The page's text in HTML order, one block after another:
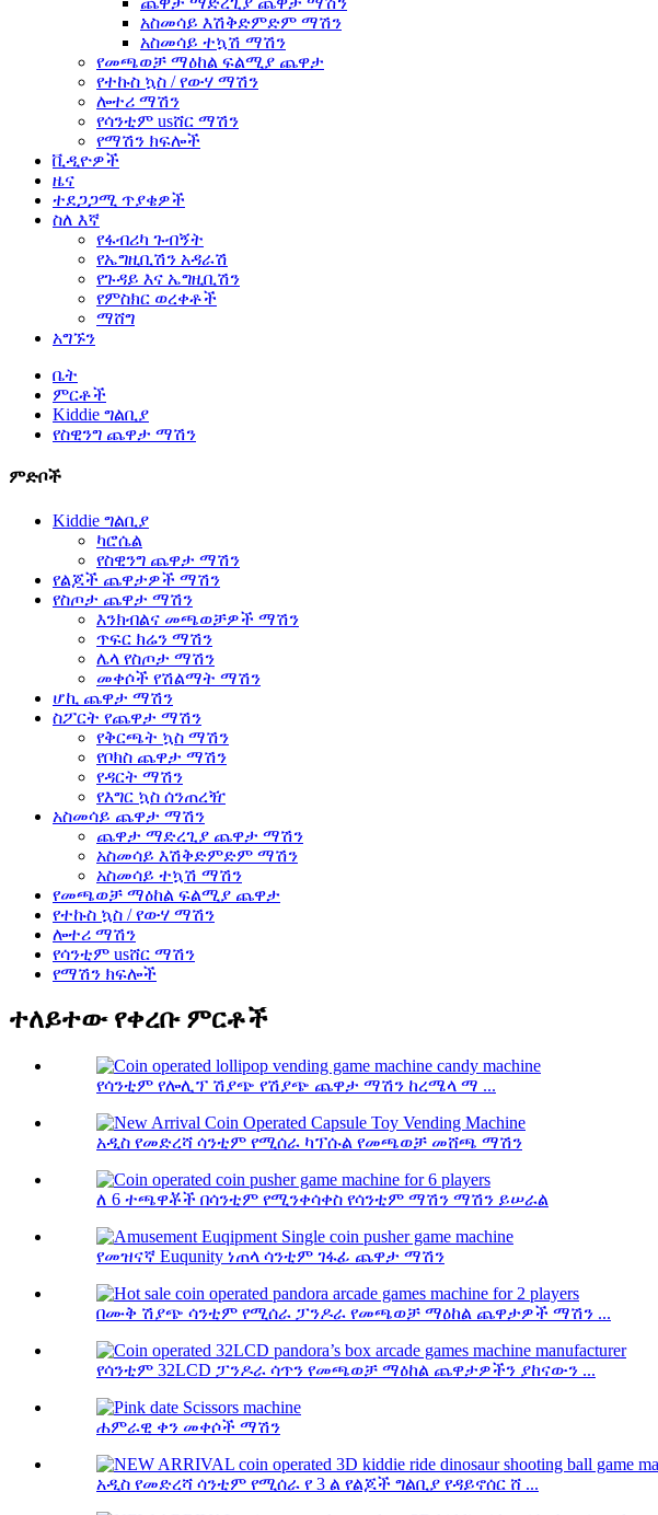
አስመሳይ እሽቅድምድም ማሽን
አስመሳይ ተኳሽ ማሽን
የመጫወቻ ማዕከል ፍልሚያ ጨዋታ
የተኩስ ኳስ / የውሃ ማሽን
ሎተሪ ማሽን
የሳንቲም usሸር ማሽን
የማሽን ክፍሎች
ቪዲዮዎች
ዜና
ተደጋጋሚ ጥያቄዎች
ስለ እኛ
የፋብሪካ ጉብኝት
የኤግዚቢሽን አዳራሽ
የጉዳይ እና ኤግዚቢሽን
የምስክር ወረቀቶች
ማሸግ
አግኙን
ቤት
ምርቶች
Kiddie ግልቢያ
የስዊንግ ጨዋታ ማሽን
ምድቦች
Kiddie ግልቢያ
ካሮሴል
የስዊንግ ጨዋታ ማሽን
የልጆች ጨዋታዎች ማሽን
የስጦታ ጨዋታ ማሽን
እንክብልና መጫወቻዎች ማሽን
ጥፍር ክሬን ማሽን
ሌላ የስጦታ ማሽን
መቀሶች የሽልማት ማሽን
ሆኪ ጨዋታ ማሽን
ስፖርት የጨዋታ ማሽን
የቅርጫት ኳስ ማሽን
የቦክስ ጨዋታ ማሽን
የዳርት ማሽን
የእግር ኳስ ሰንጠረዥ
አስመሳይ ጨዋታ ማሽን
ጨዋታ ማድረጊያ ጨዋታ ማሽን
አስመሳይ እሽቅድምድም ማሽን
አስመሳይ ተኳሽ ማሽን
የመጫወቻ ማዕከል ፍልሚያ ጨዋታ
የተኩስ ኳስ / የውሃ ማሽን
ሎተሪ ማሽን
የሳንቲም usሸር ማሽን
የማሽን ክፍሎች
ተለይተው የቀረቡ ምርቶች
የሳንቲም የሎሊፕ ሽያጭ የሽያጭ ጨዋታ ማሽን ከረሜላ ማ ...
አዲስ የመድረሻ ሳንቲም የሚሰራ ካፕሱል የመጫወቻ መሸጫ ማሽን
ለ 6 ተጫዋቾች በሳንቲም የሚንቀሳቀስ የሳንቲም ማሽን ማሽን ይሠራል
የመዝናኛ Euqunity ነጠላ ሳንቲም ገፋፊ ጨዋታ ማሽን
በሙቅ ሽያጭ ሳንቲም የሚሰራ ፓንዶራ የመጫወቻ ማዕከል ጨዋታዎች ማሽን ...
የሳንቲም 32LCD ፓንዶራ ሳጥን የመጫወቻ ማዕከል ጨዋታዎችን ያከናውን ...
ሐምራዊ ቀን መቀሶች ማሽን
አዲስ የመድረሻ ሳንቲም የሚሰራ የ 3 ል የልጆች ግልቢያ የዳይኖሰር ሸ ...